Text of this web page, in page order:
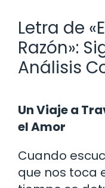
Letra de
Razón»:
Análisis
Un Viaje a
el Amor
Cuando
que nos toca